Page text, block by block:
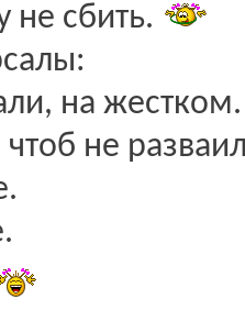
сбить.
на жестком.
не